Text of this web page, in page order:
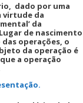
dado por uma
virtude da
da
de nascimento
operações, o
da operação é
a operação